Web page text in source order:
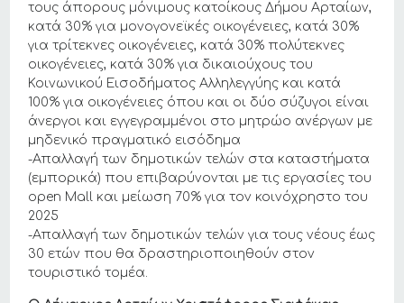
τους άπορους μόνιμους κατοίκους Δήμου Αρταίων,
κατά 30% για μονογονεϊκές οικογένειες, κατά 30%
για τρίτεκνες οικογένειες, κατά 30% πολύτεκνες
οικογένειες, κατά 30% για δικαιούχους του
Κοινωνικού Εισοδήματος Αλληλεγγύης και κατά
100% για οικογένειες όπου και οι δύο σύζυγοι είναι
άνεργοι και εγγεγραμμένοι στο μητρώο ανέργων με
μηδενικό πραγματικό εισόδημα
-Απαλλαγή των δημοτικών τελών στα καταστήματα
(εμπορικά) που επιβαρύνονται με τις εργασίες του
open Mall και μείωση 70% για τον κοινόχρηστο του
2025
-Απαλλαγή των δημοτικών τελών για τους νέους έως
30 ετών που θα δραστηριοποιηθούν στον
τουριστικό τομέα.